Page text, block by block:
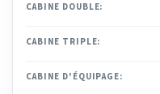
CABINE DOUBLE:
CABINE TRIPLE:
CABINE D'ÉQUIPAGE: